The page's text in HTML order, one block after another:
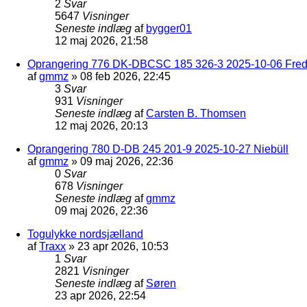
2 Svar
5647 Visninger
Seneste indlæg af bygger01
12 maj 2026, 21:58
Oprangering 776 DK-DBCSC 185 326-3 2025-10-06
afgmmz » 08 feb 2026, 22:45
3 Svar
931 Visninger
Seneste indlæg afCarsten B. Thomsen
12 maj 2026, 20:13
Oprangering 780 D-DB 245 201-9 2025-10-27 Niebüll
afgmmz » 09 maj 2026, 22:36
0 Svar
678 Visninger
Seneste indlæg afgmmz
09 maj 2026, 22:36
Togulykke nordsjælland
afTraxx » 23 apr 2026, 10:53
1 Svar
2821 Visninger
Seneste indlæg af Søren
23 apr 2026, 22:54